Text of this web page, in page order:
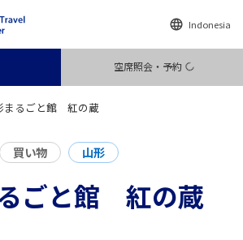
Indonesia
空席照会・予約
まるごと館 紅の蔵
買い物 山形
ごと館 紅の蔵